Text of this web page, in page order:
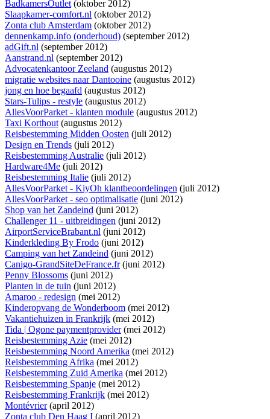
BadkamersOutlet(oktober 2012)
Slaapkamer-comfort.nl (oktober 2012)
Zonta club Amsterdam (oktober 2012)
dennenkamp.info (onderhoud) (september 2012)
adGift.nl (september 2012)
Aanstrand.nl (september 2012)
Advocatenkantoor Zeeland (augustus 2012)
migratie websites naar Dantooine (augustus 2012)
jong en hoe begaafd (augustus 2012)
Stars-Tulips - restyle (augustus 2012)
AllesVoorParket - klanten module (augustus 2012)
Taxi Korthout(augustus 2012)
Reisbestemming Midden Oosten (juli 2012)
Design en Trends (juli 2012)
Reisbestemming Australie (juli 2012)
Hardware4Me (juli 2012)
Reisbestemming Italie (juli 2012)
AllesVoorParket - KiyOh klantbeoordelingen (juli 2012)
AllesVoorParket - seo optimalisatie (juni 2012)
Shop van het Zandeind (juni 2012)
Challenger 11 - uitbreidingen (juni 2012)
AirportServiceBrabant.nl (juni 2012)
Kinderkleding By Frodo (juni 2012)
Camping van het Zandeind (juni 2012)
Canigo-GrandSiteDeFrance.fr(juni 2012)
Penny Blossoms (juni 2012)
Planten in de tuin (juni 2012)
Amaroo - redesign (mei 2012)
Kinderopvang de Wonderboom (mei 2012)
Vakantiehuizen in Frankrijk (mei 2012)
Tida | Ogone paymentprovider(mei 2012)
Reisbestemming Azie (mei 2012)
Reisbestemming Noord Amerika (mei 2012)
Reisbestemming Afrika (mei 2012)
Reisbestemming Zuid Amerika (mei 2012)
Reisbestemming Spanje (mei 2012)
Reisbestemming Frankrijk (mei 2012)
Montévrier(april 2012)
Zonta club Den Haag I (april 2012)